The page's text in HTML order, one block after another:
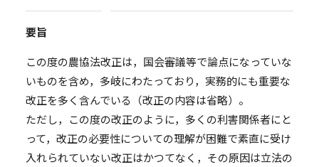
要旨
この度の農協法改正は，国会審議等で論点になっていな
いものを含め，多岐にわたっており，実務的にも重要な
改正を多く含んでいる（改正の内容は省略）。
ただし，この度の改正のように，多くの利害関係者にと
って，改正の必要性についての理解が困難で素直に受け
入れられていない改正はかつてなく，その原因は立法の